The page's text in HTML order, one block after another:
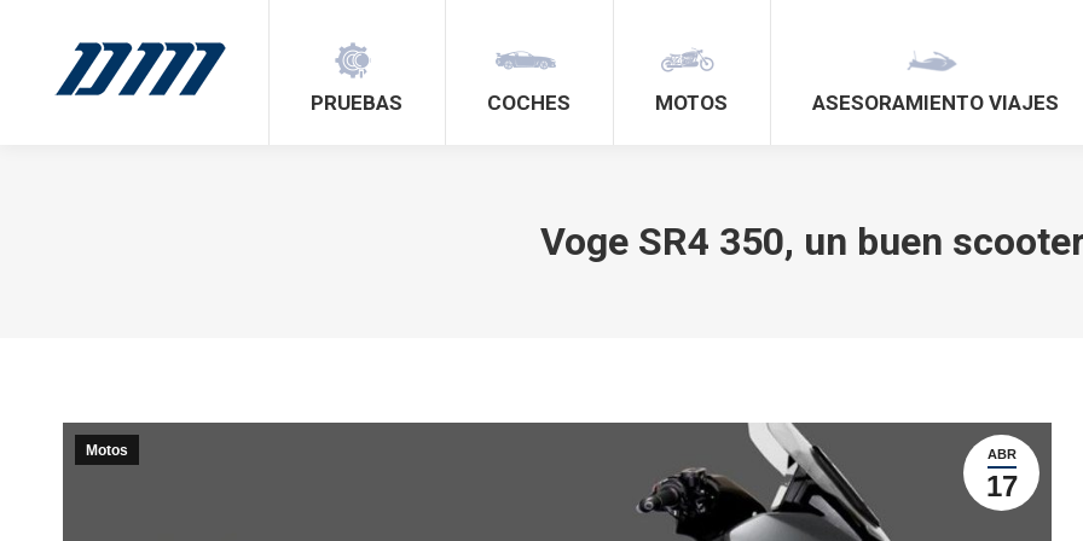
PRUEBAS COCHES MOTOS ASESORAMIENTO VIAJES
Voge SR4 350, un buen
ABR
17
Motos